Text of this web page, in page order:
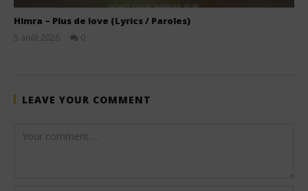
Himra – Plus de love (Lyrics / Paroles)
5 août 2026
0
LEAVE YOUR COMMENT